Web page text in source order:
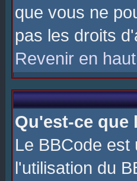
que vous ne
pas les droits
Revenir en
Qu'est-ce que
Le BBCode
l'utilisation du